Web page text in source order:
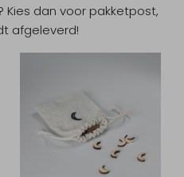
dan voor pakketpost,
afgeleverd!